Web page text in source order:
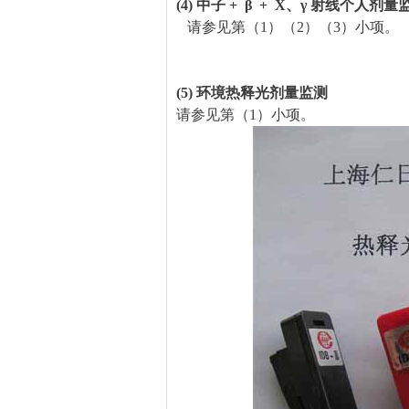
(4) 中子 + β + X、γ 射线个人剂量
请参见第（1）（2）（3）小项。
(5) 环境热释光剂量监测
请参见第（1）小项。